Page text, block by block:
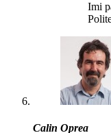
Imi
Calin Oprea